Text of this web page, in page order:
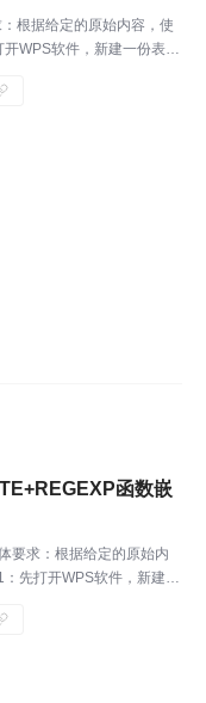
根据给定的原始内容，使
WPS软件，新建一份表
要求：根据给定的原始内
先打开WPS软件，新建一